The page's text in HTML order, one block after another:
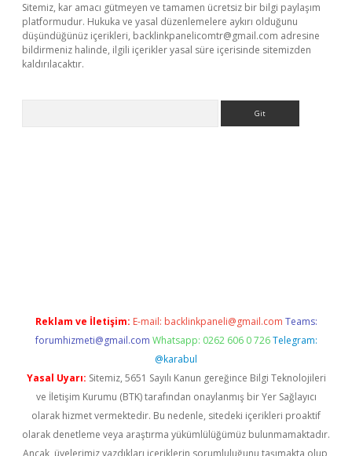
Sitemiz, kar amacı gütmeyen ve tamamen ücretsiz bir bilgi paylaşım
platformudur. Hukuka ve yasal düzenlemelere aykırı olduğunu
düşündüğünüz içerikleri, backlinkpanelicomtr@gmail.com adresine
bildirmeniz halinde, ilgili içerikler yasal süre içerisinde sitemizden
kaldırılacaktır.
Reklam ve İletişim: E-mail: backlinkpaneli@gmail.com Teams:
forumhizmeti@gmail.com Whatsapp: 0262 606 0 726 Telegram:
@karabul
Yasal Uyarı: Sitemiz, 5651 Sayılı Kanun gereğince Bilgi Teknolojileri
ve İletişim Kurumu (BTK) tarafından onaylanmış bir Yer Sağlayıcı
olarak hizmet vermektedir. Bu nedenle, sitedeki içerikleri proaktif
olarak denetleme veya araştırma yükümlülüğümüz bulunmamaktadır.
Ancak, üyelerimiz yazdıkları içeriklerin sorumluluğunu taşımakta olup,